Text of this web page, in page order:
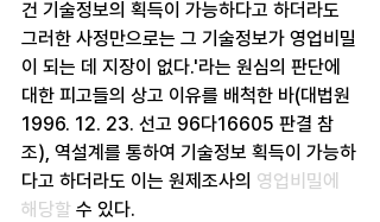
건 기술정보의 획득이 가능하다고 하더라도
그러한 사정만으로는 그 기술정보가 영업비밀
이 되는 데 지장이 없다.'라는 원심의 판단에
대한 피고들의 상고 이유를 배척한 바(대법원
1996. 12. 23. 선고 96다16605 판결 참
조), 역설계를 통하여 기술정보 획득이 가능하
다고 하더라도 이는 원제조사의 영업비밀에
해당할 수 있다.